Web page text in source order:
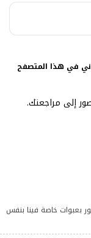
في هذا المتصفح
إلى مراجعتك.
بعبوات خاصة فينا بنفس